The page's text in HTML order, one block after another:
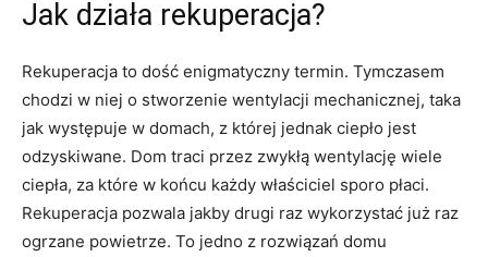
Jak działa rekuperacja?
Rekuperacja to dość enigmatyczny termin. Tymczasem
chodzi w niej o stworzenie wentylacji mechanicznej, taka
jak występuje w domach, z której jednak ciepło jest
odzyskiwane. Dom traci przez zwykłą wentylację wiele
ciepła, za które w końcu każdy właściciel sporo płaci.
Rekuperacja pozwala jakby drugi raz wykorzystać już raz
ogrzane powietrze. To jedno z rozwiązań domu